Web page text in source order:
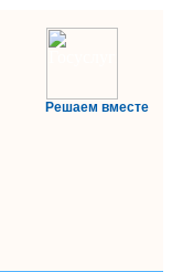
Решаем вместе